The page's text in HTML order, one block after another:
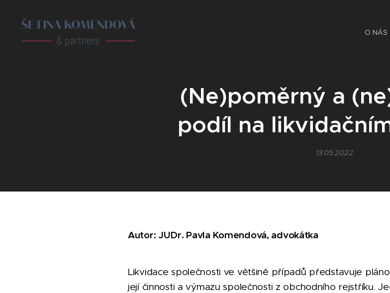
O NÁS
(Ne)poměrný a
podíl na
13.05.2022
Autor: JUDr. Pavla Komendová, advokátka
Likvidace společnosti ve většině případů představuje
její činnosti a výmazu společnosti z obchodního rejstříku.